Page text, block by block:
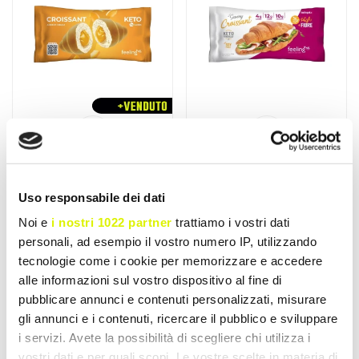
Uso responsabile dei dati
Noi e i nostri 1022 partner trattiamo i vostri dati
personali, ad esempio il vostro numero IP, utilizzando
tecnologie come i cookie per memorizzare e accedere
alle informazioni sul vostro dispositivo al fine di
pubblicare annunci e contenuti personalizzati, misurare
gli annunci e i contenuti, ricercare il pubblico e sviluppare
i servizi. Avete la possibilità di scegliere chi utilizza i
Croissant
Ripieno+Protein 50gr
Delizioso croissant al
cacao, low carb e ricco di
proteine, perfetto per una
colazione...
€ 2,20 € 2,60
Accedi o registrati per
sconti esclusivi
Cornetto salato low-carb,
soffice e gustoso, con solo
4g di carboidrati. Ricco di
fibre...
a partire da
€ 1,43 € 2,60
Accedi o registrati per
sconti esclusivi